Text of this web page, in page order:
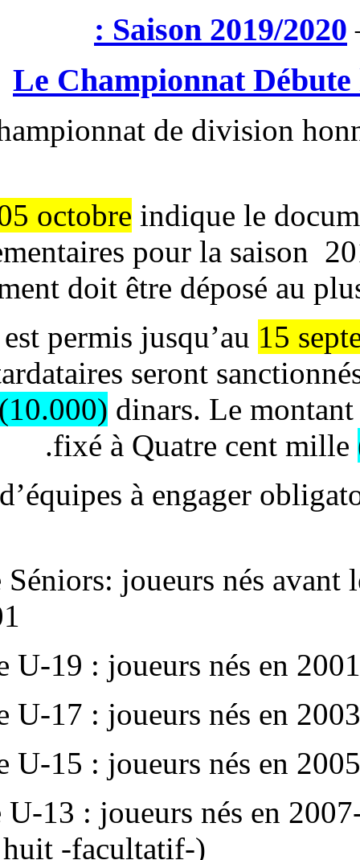
Saison
Le
Le championnat de
Les 04/05 octobre
réglementaires pour
d’engagement doit être
Le retard est permis
clubs retardataires
dix mille(10.000)dinars.
fixé à
- Catégories d’équipes à
- Une équipe Séniors:
Janvier 2001
- Une équipe U-13 : joueurs
(Football à huit -facultatif-)